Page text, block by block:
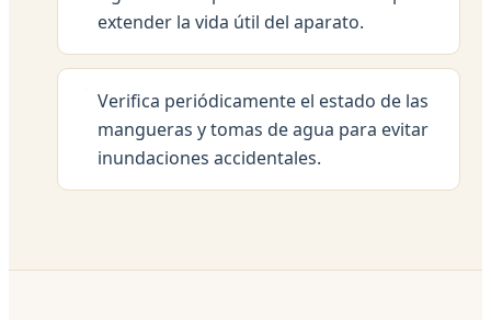
extender la vida útil del aparato.
Verifica periódicamente el estado de las
mangueras y tomas de agua para evitar
inundaciones accidentales.